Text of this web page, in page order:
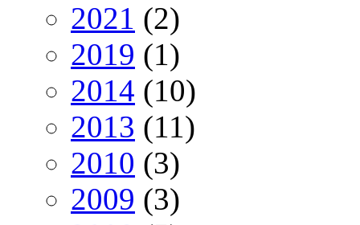
2021 (2)
2019 (1)
2014 (10)
2013 (11)
2010 (3)
2009 (3)